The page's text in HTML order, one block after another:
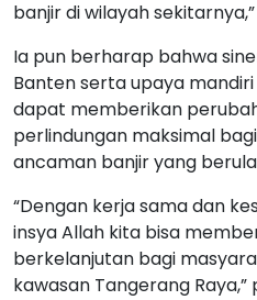
banjir di wilayah
Ia pun berharap bahwa
Banten serta upaya
dapat memberikan
perlindungan maksimal
ancaman banjir yang
“Dengan kerja sama dan
insya Allah kita bisa
berkelanjutan bagi
kawasan Tangerang Raya,”